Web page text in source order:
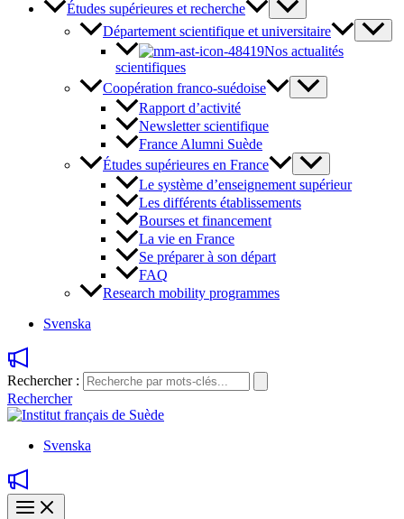
Études supérieures et recherche
Département scientifique et universitaire
Nos actualités
scientifiques
Coopération franco-suédoise
Rapport d’activité
Newsletter scientifique
France Alumni Suède
Études supérieures en France
Le système d’enseignement supérieur
Les différents établissements
Bourses et financement
La vie en France
Se préparer à son départ
FAQ
Research mobility programmes
Svenska
Rechercher :
Rechercher
Svenska